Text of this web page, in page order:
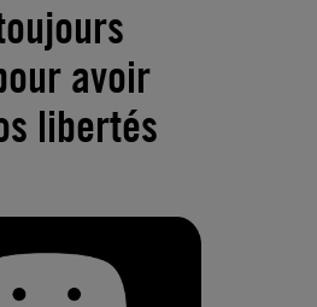
avoir
libertés